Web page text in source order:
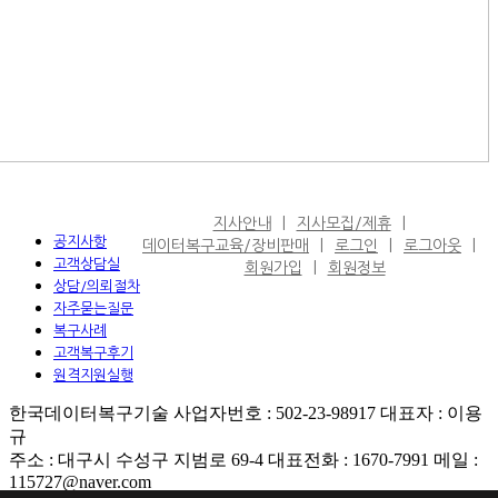
공지사항
고객상담실
상담/의뢰절차
자주묻는질문
복구사례
고객복구후기
원격지원실행
지사안내
지사모집/제휴
데이터복구교육/장비판매
로그인
로그아웃
회원가입
회원정보
한국데이터복구기술 사업자번호 : 502-23-98917 대표자 : 이용
규
주소 : 대구시 수성구 지범로 69-4 대표전화 : 1670-7991 메일 :
115727@naver.com